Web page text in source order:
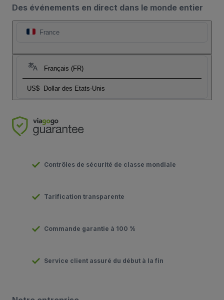
Des événements en direct dans le monde entier
France
Français (FR)
US$ Dollar des Etats-Unis
Contrôles de sécurité de classe mondiale
Tarification transparente
Commande garantie à 100 %
Service client assuré du début à la fin